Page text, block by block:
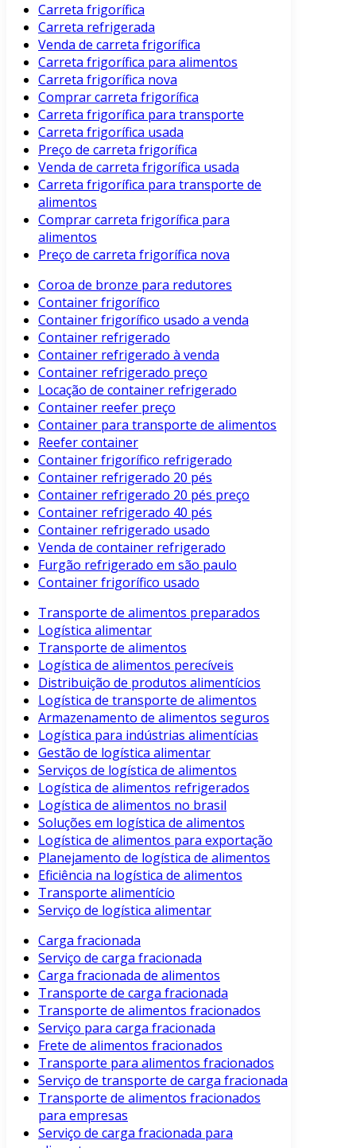
Carreta frigorífica
Carreta refrigerada
Venda de carreta frigorífica
Carreta frigorífica para alimentos
Carreta frigorífica nova
Comprar carreta frigorífica
Carreta frigorífica para transporte
Carreta frigorífica usada
Preço de carreta frigorífica
Venda de carreta frigorífica usada
Carreta frigorífica para transporte de
alimentos
Comprar carreta frigorífica para
alimentos
Preço de carreta frigorífica nova
Coroa de bronze para redutores
Container frigorífico
Container frigorífico usado a venda
Container refrigerado
Container refrigerado à venda
Container refrigerado preço
Locação de container refrigerado
Container reefer preço
Container para transporte de alimentos
Reefer container
Container frigorífico refrigerado
Container refrigerado 20 pés
Container refrigerado 20 pés preço
Container refrigerado 40 pés
Container refrigerado usado
Venda de container refrigerado
Furgão refrigerado em são paulo
Container frigorífico usado
Transporte de alimentos preparados
Logística alimentar
Transporte de alimentos
Logística de alimentos perecíveis
Distribuição de produtos alimentícios
Logística de transporte de alimentos
Armazenamento de alimentos seguros
Logística para indústrias alimentícias
Gestão de logística alimentar
Serviços de logística de alimentos
Logística de alimentos refrigerados
Logística de alimentos no brasil
Soluções em logística de alimentos
Logística de alimentos para exportação
Planejamento de logística de alimentos
Eficiência na logística de alimentos
Transporte alimentício
Serviço de logística alimentar
Carga fracionada
Serviço de carga fracionada
Carga fracionada de alimentos
Transporte de carga fracionada
Transporte de alimentos fracionados
Serviço para carga fracionada
Frete de alimentos fracionados
Transporte para alimentos fracionados
Serviço de transporte de carga fracionada
Transporte de alimentos fracionados
para empresas
Serviço de carga fracionada para